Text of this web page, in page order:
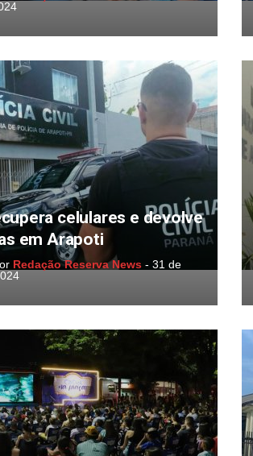
celulares e devolve
em Arapoti
Redação Reserva News - 31 de